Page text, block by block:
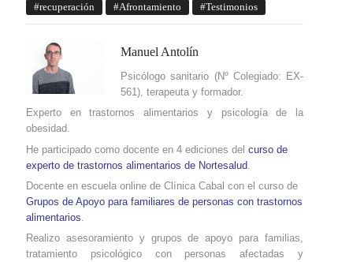
recuperación Afrontamiento Testimonios
Manuel Antolín
Psicólogo sanitario (Nº Colegiado: EX-
561), terapeuta y formador.
Experto en trastornos alimentarios y psicología de la
obesidad.
He participado como docente en 4 ediciones del curso de
experto de trastornos alimentarios de Nortesalud
Docente en escuela online de Clínica Cabal con el curso de
Grupos de Apoyo para familiares de personas con trastornos
alimentarios.
Realizo asesoramiento y grupos de apoyo para familias,
tratamiento psicológico con personas afectadas y